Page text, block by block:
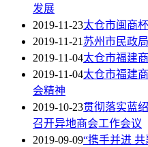
发展
2019-11-23太仓市闽商
2019-11-21苏州市民政
2019-11-04太仓市福建
2019-11-04太仓市福建
会精神
2019-10-23贯彻落实蓝
召开异地商会工作会议
2019-09-09“携手并进